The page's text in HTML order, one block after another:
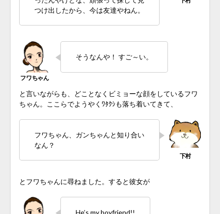
つけ出したから、今は友達やねん。
そうなんや！ すご～い。
と言いながらも、どことなくビミョーな顔をしているフワ
ちゃん。ここらでようやくﾜﾀｸｼも落ち着いてきて、
フワちゃん、ガンちゃんと知り合い
なん？
とフワちゃんに尋ねました。すると彼女が